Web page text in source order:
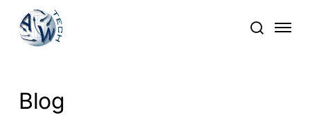
contenuto
principale
cerca
Menu
Blog